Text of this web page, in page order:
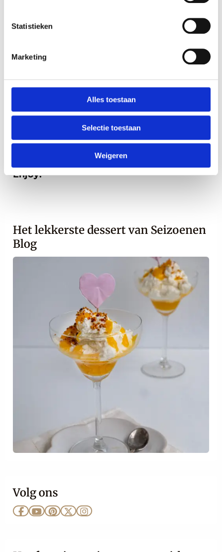
Statistieken
Marketing
Alles toestaan
Selectie toestaan
Weigeren
Seizoenen Blog
: Hier vind je alle inspiratie over
Herfst en Winter dan ben je hier op het juiste
adres.
Topics zoals, reizen recepten en Diy’s zijn allemaal
Enjoy!
Het lekkerste dessert van Seizoenen
Blog
Volg ons
Ga Ga Ga Ga Ga